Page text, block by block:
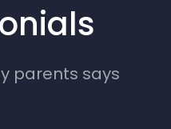
parents says